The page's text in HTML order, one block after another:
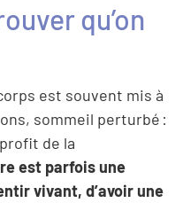
qu’on
est souvent mis à
sommeil perturbé :
de la
est parfois une
vivant, d’avoir une